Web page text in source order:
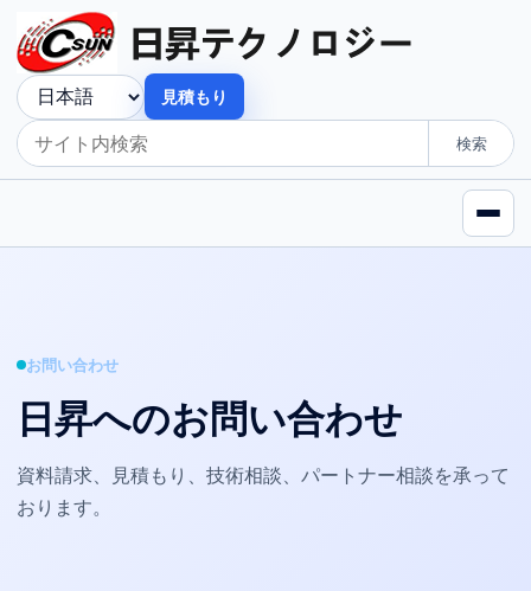
検索
見積もり
お問い合わせ
日昇へのお問い合わせ
資料請求、見積もり、技術相談、パートナー相談を承って
おります。